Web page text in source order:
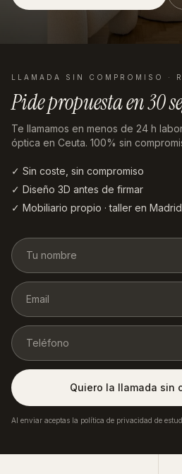
LLAMADA SIN COMPROMISO ·
Pide propuesta en30
Te llamamos en menos de 24 h
óptica en Ceuta. 100% sin
✓ Sin coste, sin compromiso
✓ Diseño 3D antes de firmar
✓ Mobiliario propio · taller en Madrid
Quiero la llamada sin
Al enviar aceptas la política de privacidad de